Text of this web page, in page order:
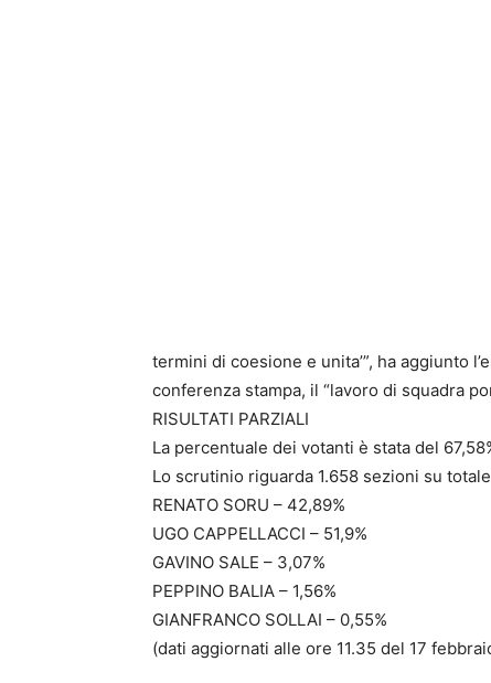
termini di coesione e unita’”, ha aggiunto
conferenza stampa, il “lavoro di squadra
RISULTATI PARZIALI
La percentuale dei votanti è stata del
Lo scrutinio riguarda 1.658 sezioni su totale
RENATO SORU – 42,89%
UGO CAPPELLACCI – 51,9%
GAVINO SALE – 3,07%
PEPPINO BALIA – 1,56%
GIANFRANCO SOLLAI – 0,55%
(dati aggiornati alle ore 11.35 del 17